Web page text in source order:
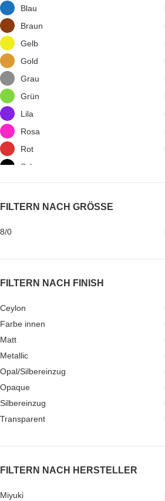
Blau
Braun
Gelb
Gold
Grau
Grün
Lila
Rosa
Rot
Schwarz
Silber
Transparent
FILTERN NACH GRÖSSE
8/0
FILTERN NACH FINISH
Ceylon
Farbe innen
Matt
Metallic
Opal/Silbereinzug
Opaque
Silbereinzug
Transparent
FILTERN NACH HERSTELLER
Miyuki